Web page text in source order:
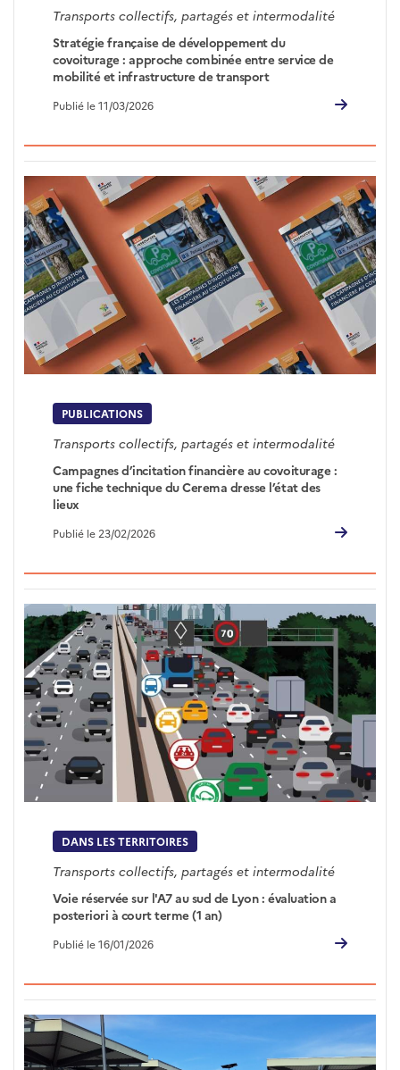
Transports collectifs, partagés et intermodalité
Stratégie française de développement du
covoiturage : approche combinée entre service de
mobilité et infrastructure de transport
Publié le 11/03/2026
PUBLICATIONS
Transports collectifs, partagés et intermodalité
Campagnes d’incitation financière au covoiturage :
une fiche technique du Cerema dresse l’état des
lieux
Publié le 23/02/2026
DANS LES TERRITOIRES
Transports collectifs, partagés et intermodalité
Voie réservée sur l'A7 au sud de Lyon : évaluation a
posteriori à court terme (1 an)
Publié le 16/01/2026